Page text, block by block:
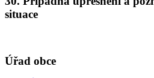
situace
Úřad obce